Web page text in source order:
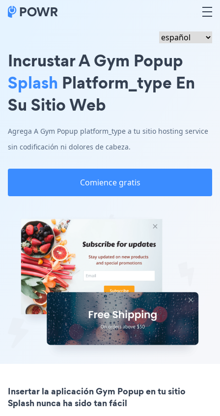
Incrustar A Gym Popup
Splash Platform_type En
Su Sitio Web
Agrega A Gym Popup platform_type a tu sitio hosting service
sin codificación ni dolores de cabeza.
Comience gratis
Insertar la aplicación Gym Popup en tu sitio
Splash nunca ha sido tan fácil